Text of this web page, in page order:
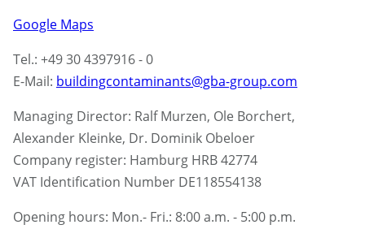
Google Maps
Tel.: +49 30 4397916 - 0
E-Mail: buildingcontaminants@gba-group.com
Managing Director: Ralf Murzen, Ole Borchert,
Alexander Kleinke, Dr. Dominik Obeloer
Company register: Hamburg HRB 42774
VAT Identification Number DE118554138
Opening hours: Mon.- Fri.: 8:00 a.m. - 5:00 p.m.